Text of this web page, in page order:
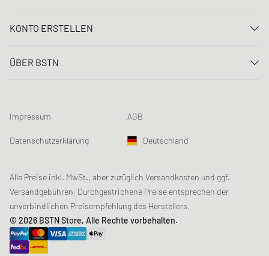
FAQ
Loyalty Program
Produktsicherheit
KONTO ERSTELLEN
Registrieren
Newsletter-Registrierung
Datenerfassung
ÜBER BSTN
Chronicles
Sustainability
Studentenrabatt: Unidays
Studentenrabatt: Studentbeans
Studentenrabatt: EDiU
Gutscheine & Aktionen
Impressum AGB
Datenschutzerklärung Deutschland
Alle Preise inkl. MwSt., aber zuzüglich Versandkosten und ggf.
Versandgebühren. Durchgestrichene Preise entsprechen der
unverbindlichen Preisempfehlung des Herstellers.
© 2026 BSTN Store, Alle Rechte vorbehalten.